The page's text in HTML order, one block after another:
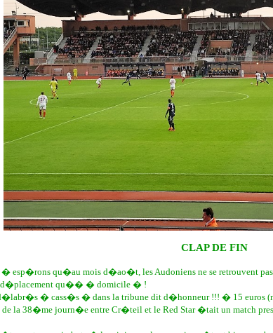
CLAP DE FIN
qu�au mois d�ao�t, les Audoniens ne se retrouvent pas
d�placement qu�� � domicile � !
� cass�s � dans la tribune dit d�honneur !!! � 15 euros
la 38�me journ�e entre Cr�teil et le Red Star �tait un match